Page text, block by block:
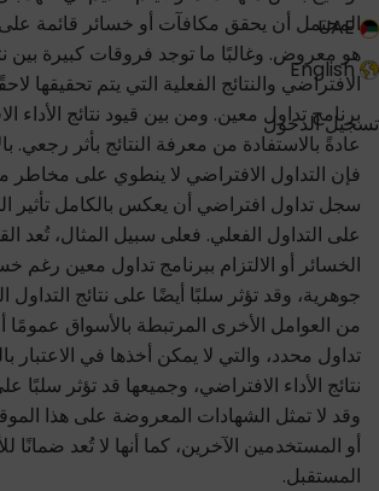
UAE
English
تسجيل الدخول
المحتمل أن يحقق مكافآت أو خسائر قائمة على
هو معروض. وغالبًا ما توجد فروقات كبيرة بين
الافتراضي والنتائج الفعلية التي يتم تحقيقها
برنامج تداول معين. ومن بين قيود نتائج الأداء
عادةً بالاستفادة من معرفة النتائج بأثر رجعي.
فإن التداول الافتراضي لا ينطوي على مخاطر
سجل تداول افتراضي أن يعكس بالكامل تأثير
على التداول الفعلي. فعلى سبيل المثال، تُعد
الخسائر أو الالتزام ببرنامج تداول معين رغم
جوهرية، وقد تؤثر سلبًا أيضًا على نتائج التداول
من العوامل الأخرى المرتبطة بالأسواق عمومًا
تداول محدد، والتي لا يمكن أخذها في الاعتبار
نتائج الأداء الافتراضي، وجميعها قد تؤثر سلبًا
وقد لا تمثل الشهادات المعروضة على هذا
أو المستخدمين الآخرين، كما أنها لا تُعد ضمانًا
المستقبل.